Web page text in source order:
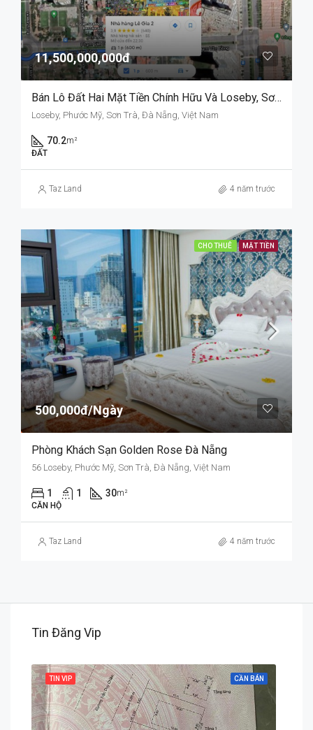
11,500,000,000đ
Bán Lô Đất Hai Mặt Tiền Chính Hữu Và Loseby, Sơn Trà, Đà Nẵng.
Loseby, Phước Mỹ, Sơn Trà, Đà Nẵng, Việt Nam
70.2m²
ĐẤT
Taz Land 4 năm trước
CHO THUÊ MẶT TIỀN
500,000đ/Ngày
Phòng Khách Sạn Golden Rose Đà Nẵng
56 Loseby, Phước Mỹ, Sơn Trà, Đà Nẵng, Việt Nam
1 1 30m²
CĂN HỘ
Taz Land 4 năm trước
Tin Đăng Vip
CẦN BÁN
TIN VIP